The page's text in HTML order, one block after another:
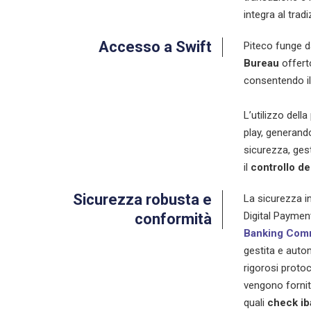
integra al
Accesso a Swift
Piteco funge
Bureau
consentendo
L’utilizzo
play,
sicurezza,
il controllo
Sicurezza robusta e
conformità
La sicurezza
Digital
Banking
gestita e
rigorosi
vengono
quali check